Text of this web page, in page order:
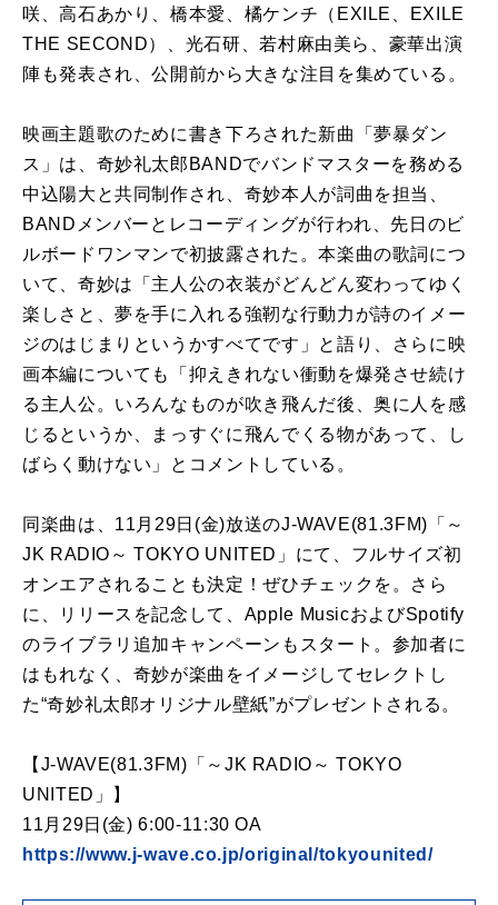
咲、高石あかり、橋本愛、橘ケンチ（EXILE、EXILE
THE SECOND）、光石研、若村麻由美ら、豪華出演
陣も発表され、公開前から大きな注目を集めている。
映画主題歌のために書き下ろされた新曲「夢暴ダン
ス」は、奇妙礼太郎BANDでバンドマスターを務める
中込陽大と共同制作され、奇妙本人が詞曲を担当、
BANDメンバーとレコーディングが行われ、先日のビ
ルボードワンマンで初披露された。本楽曲の歌詞につ
いて、奇妙は「主人公の衣装がどんどん変わってゆく
楽しさと、夢を手に入れる強靭な行動力が詩のイメー
ジのはじまりというかすべてです」と語り、さらに映
画本編についても「抑えきれない衝動を爆発させ続け
る主人公。いろんなものが吹き飛んだ後、奥に人を感
じるというか、まっすぐに飛んでくる物があって、し
ばらく動けない」とコメントしている。
同楽曲は、11月29日(金)放送のJ-WAVE(81.3FM)「～
JK RADIO～ TOKYO UNITED」にて、フルサイズ初
オンエアされることも決定！ぜひチェックを。さら
に、リリースを記念して、Apple MusicおよびSpotify
のライブラリ追加キャンペーンもスタート。参加者に
はもれなく、奇妙が楽曲をイメージしてセレクトし
た“奇妙礼太郎オリジナル壁紙”がプレゼントされる。
【J-WAVE(81.3FM)「～JK RADIO～ TOKYO
UNITED」】
11月29日(金) 6:00-11:30 OA
https://www.j-wave.co.jp/original/tokyounited/